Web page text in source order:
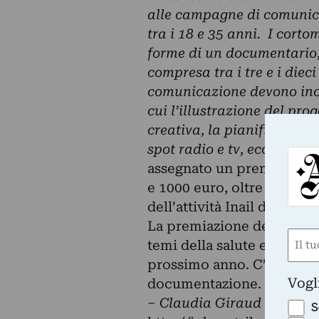
alle campagne di
tra i 18 e 35 anni. I
forme di un
compresa tra i tre e i
comunicazione devono
cui l’illustrazione del
creativa, la
spot radio e tv, ecc.)”.
Ai
assegnato un premio in
e 1000 euro, oltre alla
dell’attività Inail di
La premiazione dei
temi della salute e
prossimo anno. C’è
documentazione.
– Claudia Giraud
Nome